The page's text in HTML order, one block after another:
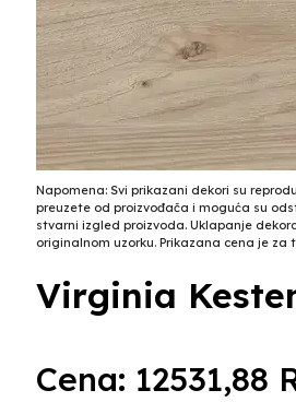
Napomena: Svi prikazani dekori su
preuzete od proizvođača i moguća su
stvarni izgled proizvoda. Uklapanje
originalnom uzorku. Prikazana cena je za
Virginia
Cena: 12531,88